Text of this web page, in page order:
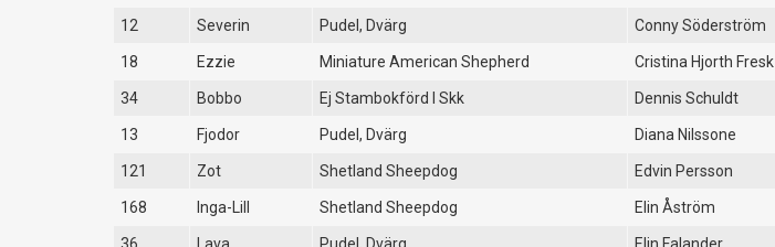
12 Severin Pudel, Dvärg Conny Söderström
18 Ezzie Miniature American Shepherd Cristina Hjorth Fresk
34 Bobbo Ej Stambokförd I Skk Dennis Schuldt
13 Fjodor Pudel, Dvärg Diana Nilssone
121 Zot Shetland Sheepdog Edvin Persson
168 Inga-Lill Shetland Sheepdog Elin Åström